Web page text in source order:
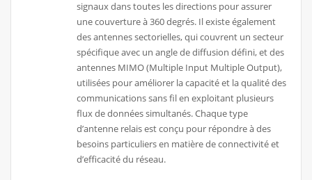
signaux dans toutes les directions pour assurer
une couverture à 360 degrés. Il existe également
des antennes sectorielles, qui couvrent un secteur
spécifique avec un angle de diffusion défini, et des
antennes MIMO (Multiple Input Multiple Output),
utilisées pour améliorer la capacité et la qualité des
communications sans fil en exploitant plusieurs
flux de données simultanés. Chaque type
d’antenne relais est conçu pour répondre à des
besoins particuliers en matière de connectivité et
d’efficacité du réseau.